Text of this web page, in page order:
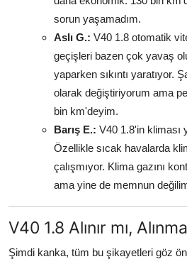
sorun yaşamadım.
Aslı G.: V40 1.8 otomatik
geçişleri bazen çok yavaş
yaparken sıkıntı yaratıyor.
olarak değiştiriyorum ama
bin km'deyim.
Barış E.: V40 1.8'in kliması
Özellikle sıcak havalarda
çalışmıyor. Klima gazını
ama yine de memnun
V40 1.8 Alınır mı,
Şimdi kanka, tüm bu şikayetleri göz